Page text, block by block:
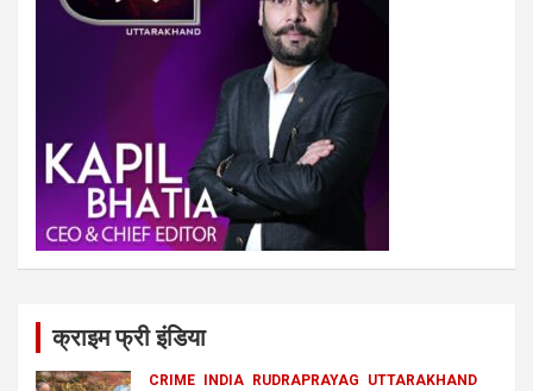
क्राइम फ्री इंडिया
CRIME INDIA RUDRAPRAYAG UTTARAKHAND